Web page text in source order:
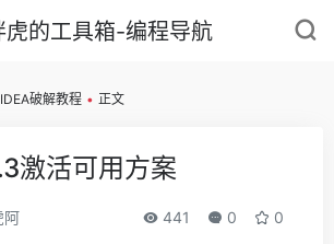
IDEA破解教程 • 正文
激活可用方案
阿 441 0 0